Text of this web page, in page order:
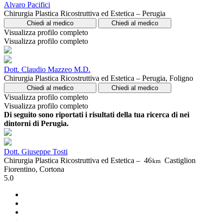
Alvaro Pacifici
Chirurgia Plastica Ricostruttiva ed Estetica – Perugia
Chiedi al medico Chiedi al medico
Visualizza profilo completo
Visualizza profilo completo
Dott. Claudio Mazzeo M.D.
Chirurgia Plastica Ricostruttiva ed Estetica – Perugia, Foligno
Chiedi al medico Chiedi al medico
Visualizza profilo completo
Visualizza profilo completo
Di seguito sono riportati i risultati della tua ricerca di nei
dintorni di Perugia.
Dott. Giuseppe Tosti
Chirurgia Plastica Ricostruttiva ed Estetica – 46km Castiglion
Fiorentino, Cortona
5.0